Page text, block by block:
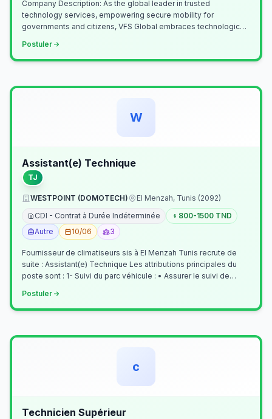
Company Description: As the global leader in trusted
technology services, empowering secure mobility for
governments and citizens, VFS Global embraces technological
Postuler
W
Assistant(e) Technique
TJ
WESTPOINT (DOMOTECH)
El Menzah, Tunis (2092)
CDI - Contrat à Durée Indéterminée
800-1500 TND
Autre
10/06 3
Fournisseur de climatiseurs sis à El Menzah Tunis recrute de
suite : Assistant(e) Technique Les attributions principales du
poste sont : 1- Suivi du parc véhicule : • Assurer le suivi de
Postuler
c
Technicien Supérieur